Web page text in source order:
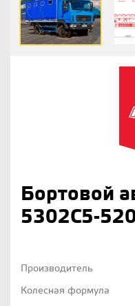
Бортовой
5302С5-
Производитель
Колесная формула